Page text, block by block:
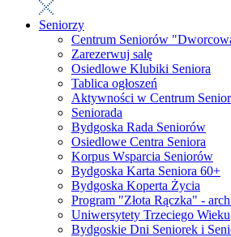
Seniorzy
Centrum Seniorów
Zarezerwuj salę
Osiedlowe Klubiki Seniora
Tablica ogłoszeń
Aktywności w Centrum
Seniorada
Bydgoska Rada Seniorów
Osiedlowe Centra Seniora
Korpus Wsparcia Seniorów
Bydgoska Karta Seniora 60+
Bydgoska Koperta Życia
Program "Złota Rączka" -
Uniwersytety Trzeciego Wieku
Bydgoskie Dni Seniorek i